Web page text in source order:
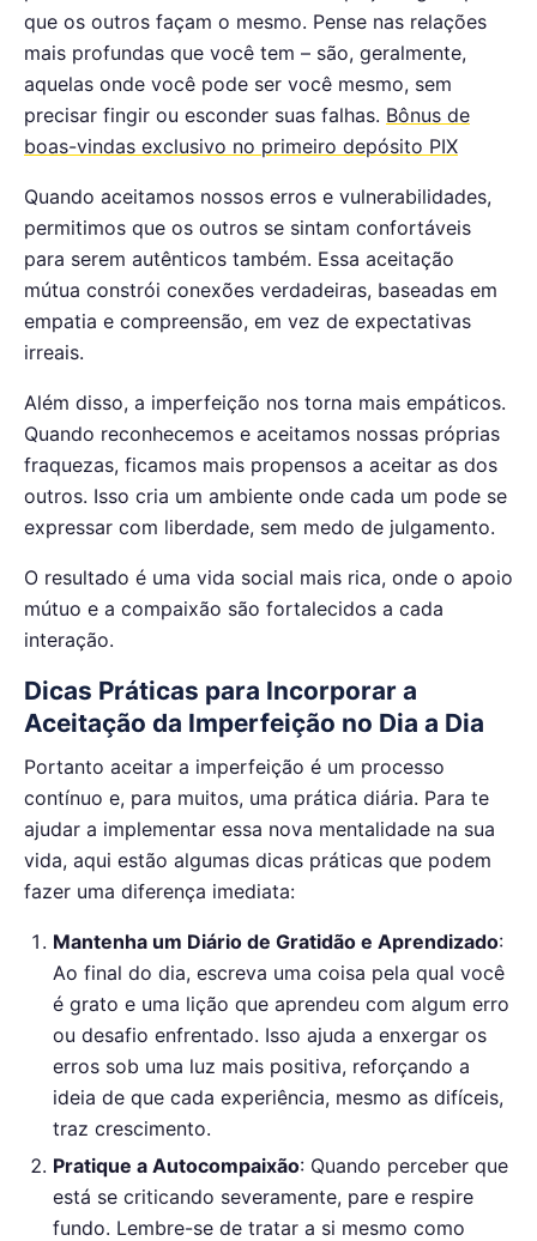
que os outros façam o mesmo. Pense nas relações
mais profundas que você tem – são, geralmente,
aquelas onde você pode ser você mesmo, sem
precisar fingir ou esconder suas falhas. Bônus de
boas-vindas exclusivo no primeiro depósito PIX
Quando aceitamos nossos erros e vulnerabilidades,
permitimos que os outros se sintam confortáveis
para serem autênticos também. Essa aceitação
mútua constrói conexões verdadeiras, baseadas em
empatia e compreensão, em vez de expectativas
irreais.
Além disso, a imperfeição nos torna mais empáticos.
Quando reconhecemos e aceitamos nossas próprias
fraquezas, ficamos mais propensos a aceitar as dos
outros. Isso cria um ambiente onde cada um pode se
expressar com liberdade, sem medo de julgamento.
O resultado é uma vida social mais rica, onde o apoio
mútuo e a compaixão são fortalecidos a cada
interação.
Dicas Práticas para Incorporar a
Aceitação da Imperfeição no Dia a Dia
Portanto aceitar a imperfeição é um processo
contínuo e, para muitos, uma prática diária. Para te
ajudar a implementar essa nova mentalidade na sua
vida, aqui estão algumas dicas práticas que podem
fazer uma diferença imediata:
Mantenha um Diário de Gratidão e Aprendizado:
Ao final do dia, escreva uma coisa pela qual você
é grato e uma lição que aprendeu com algum erro
ou desafio enfrentado. Isso ajuda a enxergar os
erros sob uma luz mais positiva, reforçando a
ideia de que cada experiência, mesmo as difíceis,
traz crescimento.
Pratique a Autocompaixão: Quando perceber que
está se criticando severamente, pare e respire
fundo. Lembre-se de tratar a si mesmo como